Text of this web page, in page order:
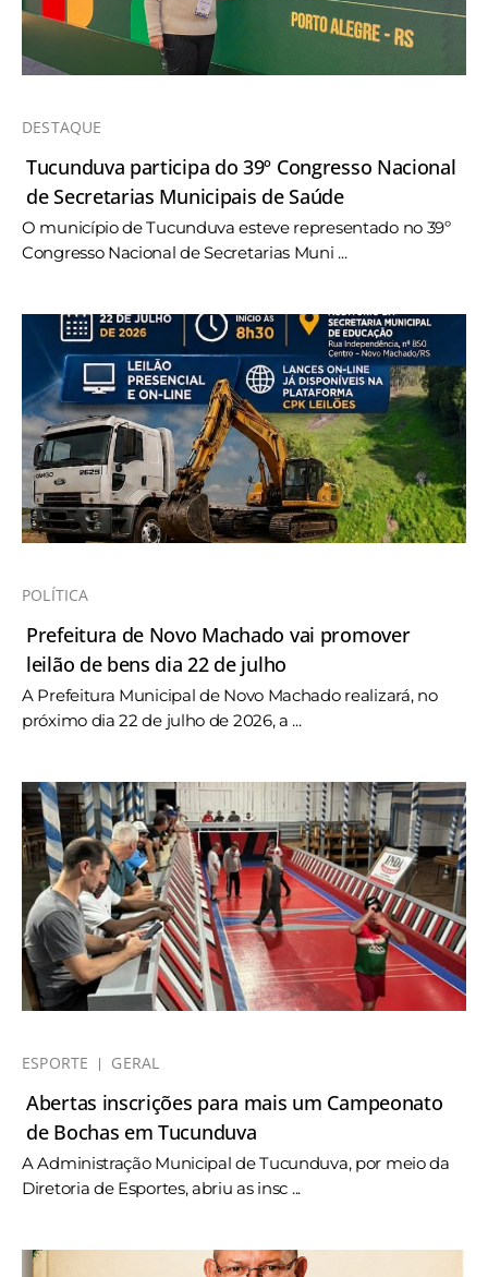
DESTAQUE
Tucunduva participa do 39º Congresso Nacional
de Secretarias Municipais de Saúde
O município de Tucunduva esteve representado no 39º
Congresso Nacional de Secretarias Muni ...
POLÍTICA
Prefeitura de Novo Machado vai promover
leilão de bens dia 22 de julho
A Prefeitura Municipal de Novo Machado realizará, no
próximo dia 22 de julho de 2026, a ...
ESPORTE GERAL
Abertas inscrições para mais um Campeonato
de Bochas em Tucunduva
A Administração Municipal de Tucunduva, por meio da
Diretoria de Esportes, abriu as insc ...